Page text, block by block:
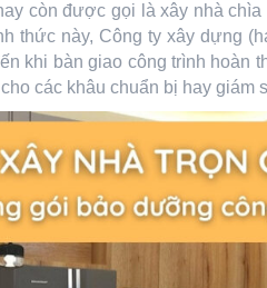
còn được gọi là xây nhà
thức này, Công ty xây dựng
khi bàn giao công trình hoàn
các khâu chuẩn bị hay giám